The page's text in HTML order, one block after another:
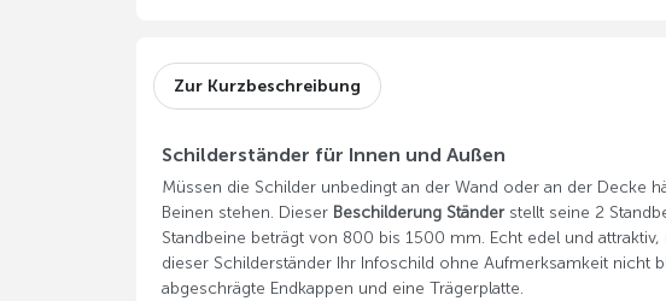
Zur Kurzbeschreibung
Schilderständer für Innen und Außen
Müssen die Schilder unbedingt an der Wand oder an der Decke
Beinen stehen. Dieser Beschilderung Ständerstellt seine 2
Standbeine beträgt von 800 bis 1500 mm. Echt edel und
dieser Schilderständer Ihr Infoschild ohne Aufmerksamkeit nicht
abgeschrägte Endkappen und eine Trägerplatte.